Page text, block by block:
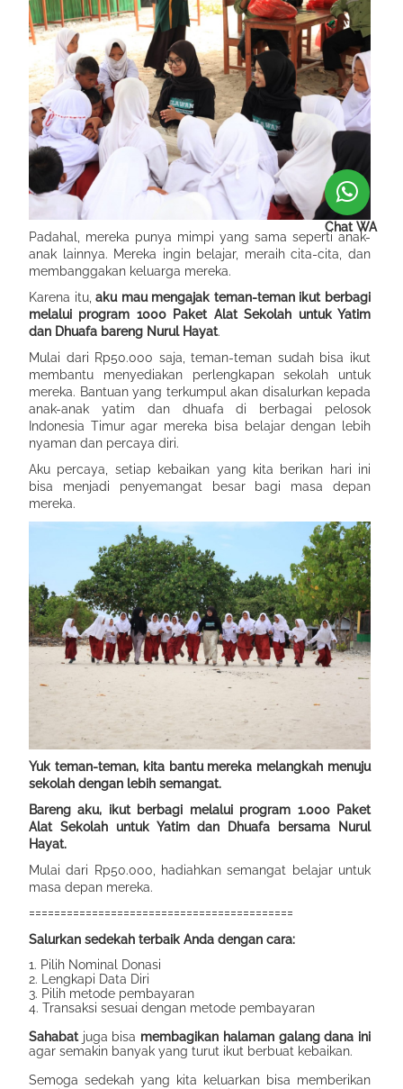
Padahal, mereka punya mimpi yang sama seperti anak-
anak lainnya. Mereka ingin belajar, meraih cita-cita, dan
membanggakan keluarga mereka.
Karena itu,aku mau mengajak teman-teman ikut berbagi
melalui program 1000 Paket Alat Sekolah untuk Yatim
dan Dhuafa bareng Nurul Hayat.
Mulai dari Rp50.000 saja, teman-teman sudah bisa ikut
membantu menyediakan perlengkapan sekolah untuk
mereka. Bantuan yang terkumpul akan disalurkan kepada
anak-anak yatim dan dhuafa di berbagai pelosok
Indonesia Timur agar mereka bisa belajar dengan lebih
nyaman dan percaya diri.
Aku percaya, setiap kebaikan yang kita berikan hari ini
bisa menjadi penyemangat besar bagi masa depan
mereka.
Yuk teman-teman, kita bantu mereka melangkah menuju
sekolah dengan lebih semangat.
Bareng aku, ikut berbagi melalui program 1.000 Paket
Alat Sekolah untuk Yatim dan Dhuafa bersama Nurul
Hayat.
Mulai dari Rp50.000, hadiahkan semangat belajar untuk
masa depan mereka.
==========================================
Salurkan sedekah terbaik Anda dengan cara:
1. Pilih Nominal Donasi
2. Lengkapi Data Diri
3. Pilih metode pembayaran
4. Transaksi sesuai dengan metode pembayaran
Sahabatjuga bisa membagikan halaman galang dana ini
agar semakin banyak yang turut ikut berbuat kebaikan.
Semoga sedekah yang kita keluarkan bisa memberikan
Chat WA